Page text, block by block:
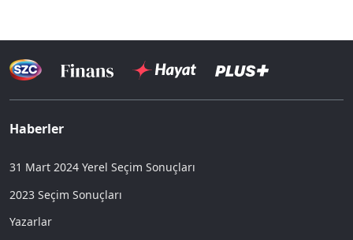
Haberler
31 Mart 2024 Yerel Seçim Sonuçları
2023 Seçim Sonuçları
Yazarlar